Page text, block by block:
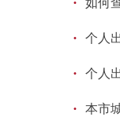
如何
· 个人
· 个人
· 本市